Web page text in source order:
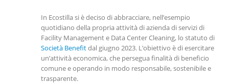
In Ecostilla si è deciso di abbracciare, nell’esempio
quotidiano della propria attività di azienda di servizi di
Facility Management e Data Center Cleaning, lo statuto di
Società Benefitdal giugno 2023. L’obiettivo è di esercitare
un’attività economica, che persegua finalità di beneficio
comune e operando in modo responsabile, sostenibile e
trasparente.